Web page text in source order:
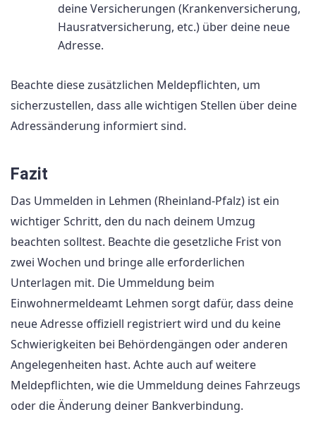
deine Versicherungen (Krankenversicherung,
Hausratversicherung, etc.) über deine neue
Adresse.
Beachte diese zusätzlichen Meldepflichten, um
sicherzustellen, dass alle wichtigen Stellen über deine
Adressänderung informiert sind.
Fazit
Das Ummelden in Lehmen (Rheinland-Pfalz) ist ein
wichtiger Schritt, den du nach deinem Umzug
beachten solltest. Beachte die gesetzliche Frist von
zwei Wochen und bringe alle erforderlichen
Unterlagen mit. Die Ummeldung beim
Einwohnermeldeamt Lehmen sorgt dafür, dass deine
neue Adresse offiziell registriert wird und du keine
Schwierigkeiten bei Behördengängen oder anderen
Angelegenheiten hast. Achte auch auf weitere
Meldepflichten, wie die Ummeldung deines Fahrzeugs
oder die Änderung deiner Bankverbindung.